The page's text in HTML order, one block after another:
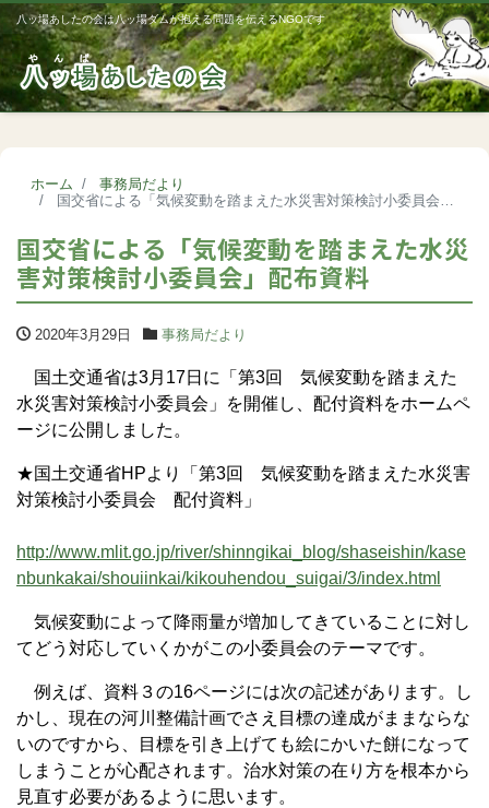
八ッ場あしたの会は八ッ場ダムが抱える問題を伝えるNGOです
ホーム
事務局だより
国交省による「気候変動を踏まえた水災害対策検討小委員会」配布資料
国交省による「気候変動を踏まえた水災
害対策検討小委員会」配布資料
2020年3月29日 事務局だより
国土交通省は3月17日に「第3回 気候変動を踏まえた
水災害対策検討小委員会」を開催し、配付資料をホームペ
ージに公開しました。
★国土交通省HPより「第3回 気候変動を踏まえた水災害
対策検討小委員会 配付資料」
http://www.mlit.go.jp/river/shinngikai_blog/shaseishin/kase
nbunkakai/shouiinkai/kikouhendou_suigai/3/index.html
気候変動によって降雨量が増加してきていることに対し
てどう対応していくかがこの小委員会のテーマです。
例えば、資料３の16ページには次の記述があります。し
かし、現在の河川整備計画でさえ目標の達成がままならな
いのですから、目標を引き上げても絵にかいた餅になって
しまうことが心配されます。治水対策の在り方を根本から
見直す必要があるように思います。